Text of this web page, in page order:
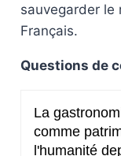
sauvegarder le
Français.
Questions de